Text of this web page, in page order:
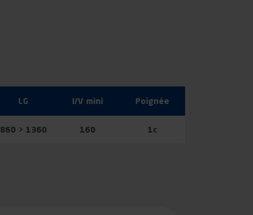
LG I/V mini Poignée
860 > 1360 160 1c